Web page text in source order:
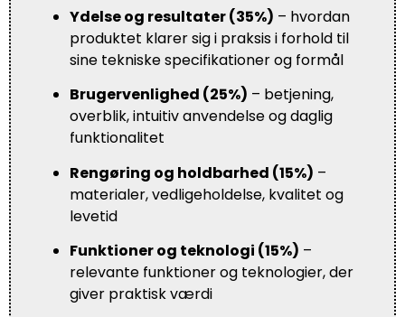
Ydelse og resultater (35%) – hvordan
produktet klarer sig i praksis i forhold til
sine tekniske specifikationer og formål
Brugervenlighed (25%) – betjening,
overblik, intuitiv anvendelse og daglig
funktionalitet
Rengøring og holdbarhed (15%) –
materialer, vedligeholdelse, kvalitet og
levetid
Funktioner og teknologi (15%) –
relevante funktioner og teknologier, der
giver praktisk værdi